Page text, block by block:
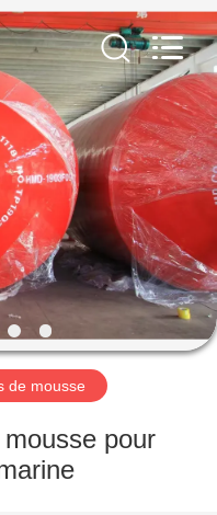
de mousse
pour